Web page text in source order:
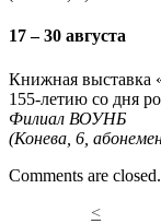
17 – 30 августа
Книжная выставка
155-летию со дня
Филиал ВОУНБ
(Конева, 6,
Comments are closed.
<